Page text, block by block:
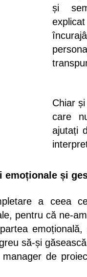
și
Chiar
care
ajutați
emoționale și
a ceea
pentru că ne-
să-și
de